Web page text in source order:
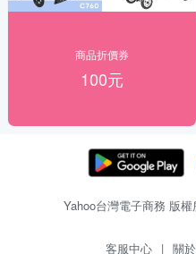
商品折價券
100元
Yahoo台灣電子商務 版
客服中心 | 關